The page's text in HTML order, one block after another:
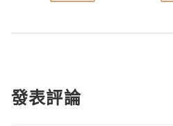
發表評論